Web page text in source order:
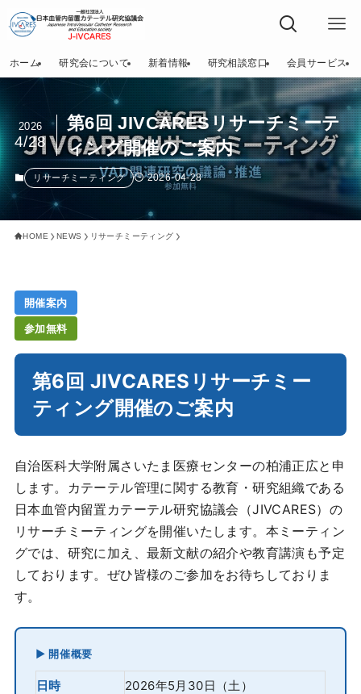
ホーム 研究会について 新着情報 研究相談窓口 会員サービス
第6回 JIVCARESリサーチミーテ
ィング開催のご案内
2026
4/28
リサーチミーティング 2026-04-28
HOME NEWS リサーチミーティング
開催案内
参加無料
第6回 JIVCARESリサーチミー
ティング開催のご案内
自治医科大学附属さいたま医療センターの柏浦正広と申
します。カテーテル管理に関する教育・研究組織である
日本血管内留置カテーテル研究協議会（JIVCARES）の
リサーチミーティングを開催いたします。本ミーティン
グでは、研究に加え、最新文献の紹介や教育講演も予定
しております。ぜひ皆様のご参加をお待ちしておりま
す。
▶ 開催概要
日時
2026年5月30日（土）